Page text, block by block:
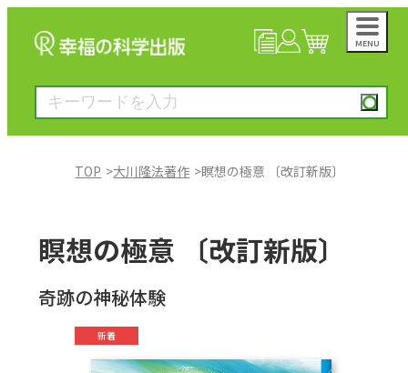
MENU
絵本
TOP 大川隆法著作 瞑想の極意 〔改訂新版〕
瞑想の極意 〔改訂新版〕
奇跡の神秘体験
新着